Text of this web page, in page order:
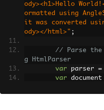
ody><h1>Hello
ormatted using
it was converted
ody></html>" ;
// Parse the
g HtmlParser
var parser =
var document